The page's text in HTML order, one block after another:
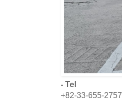
- Tel
+82-33-655-2757